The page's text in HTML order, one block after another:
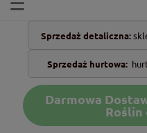
Sprzedaż detaliczna:
Sprzedaż hurtowa:
Darmowa
Roślin